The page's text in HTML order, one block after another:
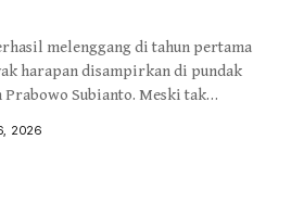
melenggang di tahun pertama
harapan disampirkan di pundak
Subianto. Meski tak
2026